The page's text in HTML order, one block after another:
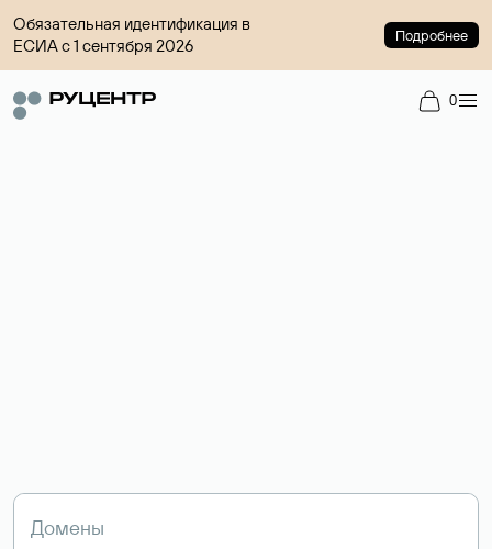
Обязательная идентификация в
ЕСИА с 1 сентября 2026
Подробнее
0